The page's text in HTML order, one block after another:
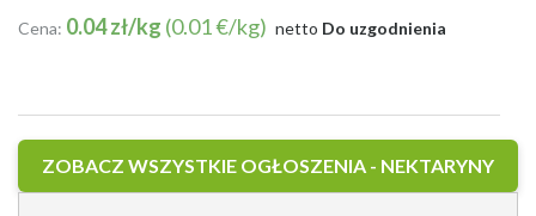
Cena: 0.04 zł/kg (0.01 €/kg) netto Do uzgodnienia
ZOBACZ WSZYSTKIE OGŁOSZENIA - NEKTARYNY